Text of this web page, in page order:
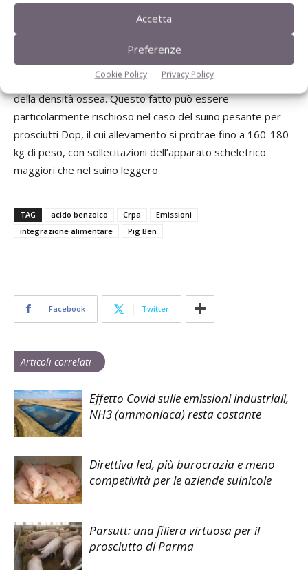
Accetta
Preferenze
Cookie Policy Privacy Policy
prolungato a tutto il ciclo di ingrasso può presentare alcune
In particolare si è visto che un effetto collaterale
dell’aggiunta di acido benzoico alla dieta è un aumento
dell’escrezione di calcio e fosforo, nonché una riduzione
della densità ossea. Questo fatto può essere
particolarmente rischioso nel caso del suino pesante per
prosciutti Dop, il cui allevamento si protrae fino a 160-180
kg di peso, con sollecitazioni dell’apparato scheletrico
maggiori che nel suino leggero
TAG acido benzoico Crpa
Emissioni
integrazione alimentare
Pig Ben
Facebook Twitter
Articoli correlati
Effetto Covid sulle emissioni industriali,
NH3 (ammoniaca) resta costante
Direttiva Ied, più burocrazia e meno
competività per le aziende suinicole
Parsutt: una filiera virtuosa per il
prosciutto di Parma